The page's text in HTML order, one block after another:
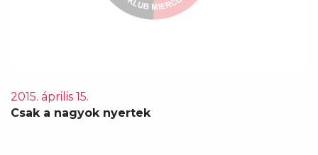
2015. április 15.
Csak a nagyok nyertek